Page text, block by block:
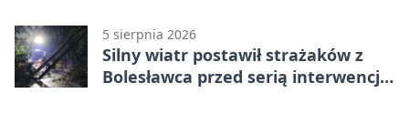
5 sierpnia 2026
Silny wiatr postawił strażaków z
Bolesławca przed serią interwencji -